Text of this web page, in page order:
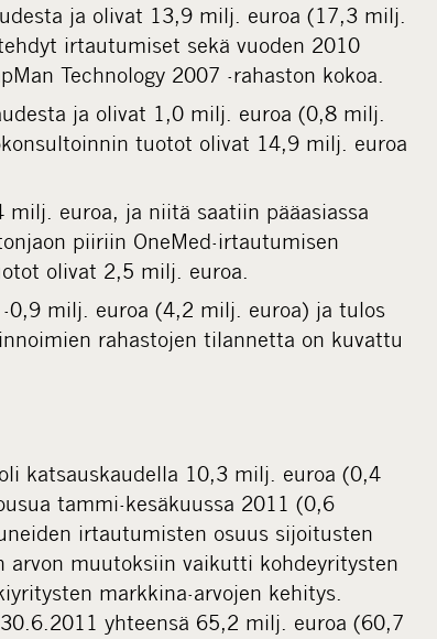
ja olivat 13,9 milj. euroa (17,3 milj.
irtautumiset sekä vuoden 2010
Technology 2007 -rahaston kokoa.
ja olivat 1,0 milj. euroa (0,8 milj.
tuotot olivat 14,9 milj. euroa
euroa, ja niitä saatiin pääasiassa
piiriin OneMed-irtautumisen
olivat 2,5 milj. euroa.
milj. euroa (4,2 milj. euroa) ja tulos
rahastojen tilannetta on kuvattu
katsauskaudella 10,3 milj. euroa (0,4
tammi-kesäkuussa 2011 (0,6
irtautumisten osuus sijoitusten
arvon muutoksiin vaikutti kohdeyritysten
markkina-arvojen kehitys.
yhteensä 65,2 milj. euroa (60,7